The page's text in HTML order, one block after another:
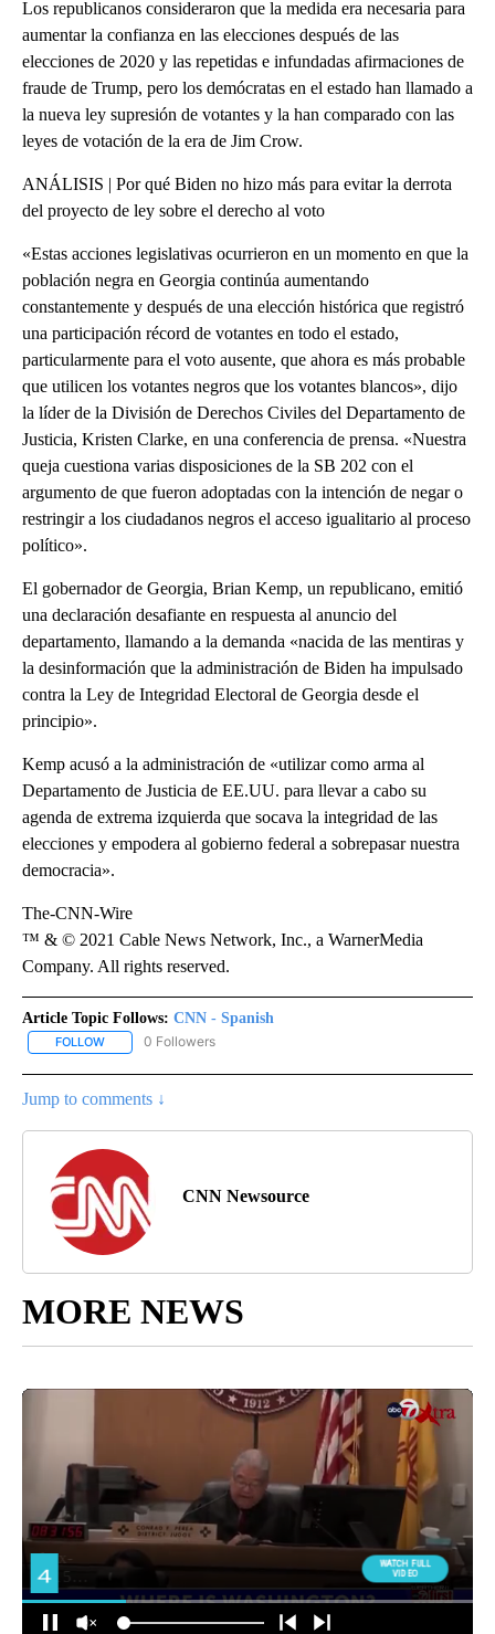
Los republicanos consideraron que la medida era necesaria para
aumentar la confianza en las elecciones después de las
elecciones de 2020 y las repetidas e infundadas afirmaciones de
fraude de Trump, pero los demócratas en el estado han llamado a
la nueva ley supresión de votantes y la han comparado con las
leyes de votación de la era de Jim Crow.
ANÁLISIS | Por qué Biden no hizo más para evitar la derrota
del proyecto de ley sobre el derecho al voto
«Estas acciones legislativas ocurrieron en un momento en que la
población negra en Georgia continúa aumentando
constantemente y después de una elección histórica que registró
una participación récord de votantes en todo el estado,
particularmente para el voto ausente, que ahora es más probable
que utilicen los votantes negros que los votantes blancos», dijo
la líder de la División de Derechos Civiles del Departamento de
Justicia, Kristen Clarke, en una conferencia de prensa. «Nuestra
queja cuestiona varias disposiciones de la SB 202 con el
argumento de que fueron adoptadas con la intención de negar o
restringir a los ciudadanos negros el acceso igualitario al proceso
político».
El gobernador de Georgia, Brian Kemp, un republicano, emitió
una declaración desafiante en respuesta al anuncio del
departamento, llamando a la demanda «nacida de las mentiras y
la desinformación que la administración de Biden ha impulsado
contra la Ley de Integridad Electoral de Georgia desde el
principio».
Kemp acusó a la administración de «utilizar como arma al
Departamento de Justicia de EE.UU. para llevar a cabo su
agenda de extrema izquierda que socava la integridad de las
elecciones y empodera al gobierno federal a sobrepasar nuestra
democracia».
The-CNN-Wire
™ & © 2021 Cable News Network, Inc., a WarnerMedia
Company. All rights reserved.
Article Topic Follows: CNN - Spanish
FOLLOW FOLLOW "CNN - SPANISH" TO RECEIVE NOTIFICATIONS ABOUT
0 Followers
Jump to comments ↓
CNN Newsource
MORE NEWS